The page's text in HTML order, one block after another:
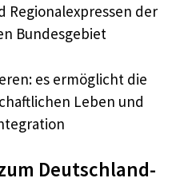
Regionalexpressen der
Bundesgebiet
es ermöglicht die
Leben und
Deutschland-